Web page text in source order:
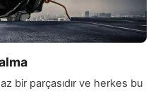
bir parçasıdır ve herkes bu